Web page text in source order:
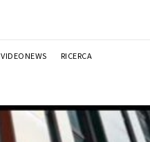
VIDEONEWS RICERCA